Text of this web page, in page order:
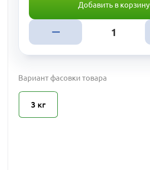
Добавить в корзину
Вариант фасовки товара
3 кг